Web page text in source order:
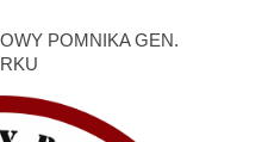
POMNIKA GEN.